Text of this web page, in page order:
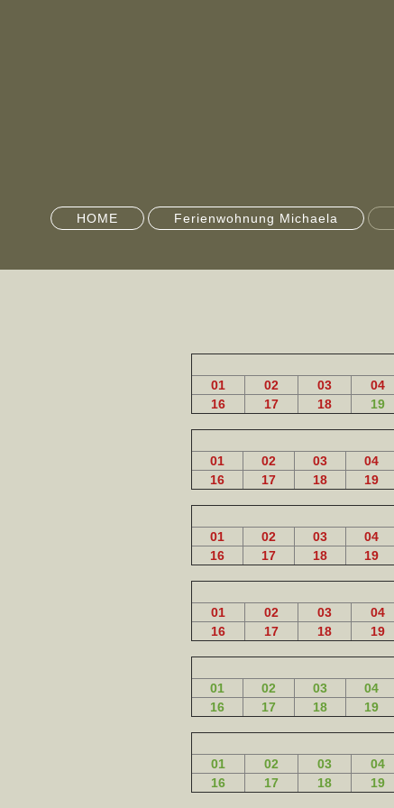
HOME Ferienwohnung Michaela
01 02 03 04
16
17 18 19
01 02 03 04
16
17 18 19
01 02 03 04
16
17 18 19
01 02 03 04
16
17 18 19
01 02 03 04
16
17 18 19
01 02 03 04
16
17 18 19